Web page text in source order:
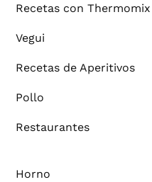
Recetas con Thermomix
Vegui
Recetas de Aperitivos
Pollo
Restaurantes
Horno